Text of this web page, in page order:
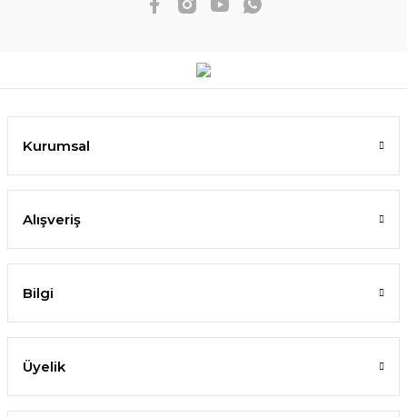
Kurumsal
Alışveriş
Bilgi
Üyelik